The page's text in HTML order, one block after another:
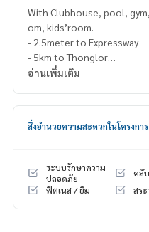
With Clubhouse, pool,
om, kids’room.
- 2.5meter to Expressway
- 5km to Thonglor
- Top supermarket, Lotus,
ies nearby
https://line.me/ti/p/
Whatsapp/Wechat:
#thegentrypattanakarn2
อ่านเพิ่มเติม
สิ่งอำนวยความสะดวกในโครงการ
ระบบรักษาความ
ปลอดภัย
คลั
ฟิตเนส / ยิม
สร